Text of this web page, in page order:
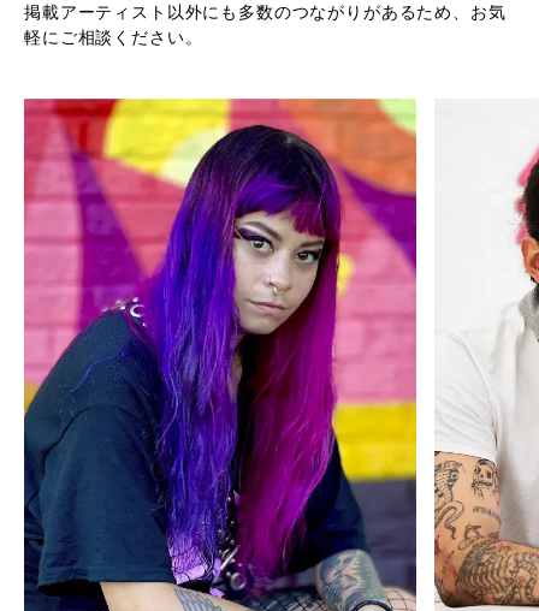
掲載アーティスト以外にも多数のつながりがあるため、お気
軽にご相談ください。